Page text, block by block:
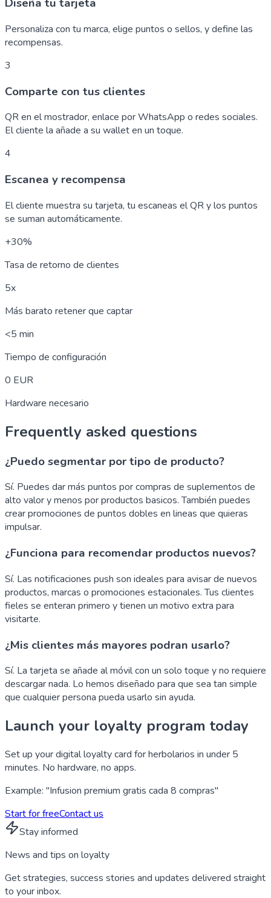
Diseña tu tarjeta
Personaliza con tu marca, elige puntos o sellos, y define las
recompensas.
3
Comparte con tus clientes
QR en el mostrador, enlace por WhatsApp o redes sociales.
El cliente la añade a su wallet en un toque.
4
Escanea y recompensa
El cliente muestra su tarjeta, tu escaneas el QR y los puntos
se suman automáticamente.
+30%
Tasa de retorno de clientes
5x
Más barato retener que captar
<5 min
Tiempo de configuración
0 EUR
Hardware necesario
Frequently asked questions
¿Puedo segmentar por tipo de producto?
Sí. Puedes dar más puntos por compras de suplementos de
alto valor y menos por productos basicos. También puedes
crear promociones de puntos dobles en lineas que quieras
impulsar.
¿Funciona para recomendar productos nuevos?
Sí. Las notificaciones push son ideales para avisar de nuevos
productos, marcas o promociones estacionales. Tus clientes
fieles se enteran primero y tienen un motivo extra para
visitarte.
¿Mis clientes más mayores podran usarlo?
Sí. La tarjeta se añade al móvil con un solo toque y no requiere
descargar nada. Lo hemos diseñado para que sea tan simple
que cualquier persona pueda usarlo sin ayuda.
Launch your loyalty program today
Set up your digital loyalty card for herbolarios in under 5
minutes. No hardware, no apps.
Example: "Infusion premium gratis cada 8 compras"
Start for freeContact us
Stay informed
News and tips on loyalty
Get strategies, success stories and updates delivered straight
to your inbox.